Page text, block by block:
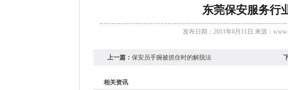
东莞保安服务行
发布日期：2011年6月11日 来源：
上一篇：保安员手腕被抓住时的解脱法
相关资讯